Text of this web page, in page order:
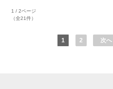
1 / 2ページ
（全21件）
1 2 次へ